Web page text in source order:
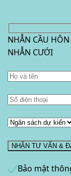
NHẪN CẦU HÔN
NHẪN CƯỚI
Bảo mật